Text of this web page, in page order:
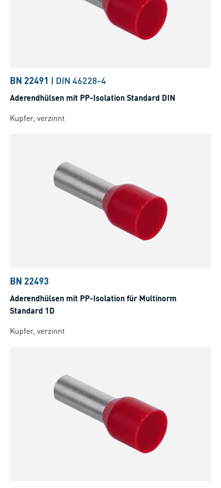
BN 22491 | DIN 46228-4
Aderendhülsen mit PP-Isolation Standard DIN
Kupfer, verzinnt
BN 22493
Aderendhülsen mit PP-Isolation für Multinorm
Standard 1D
Kupfer, verzinnt